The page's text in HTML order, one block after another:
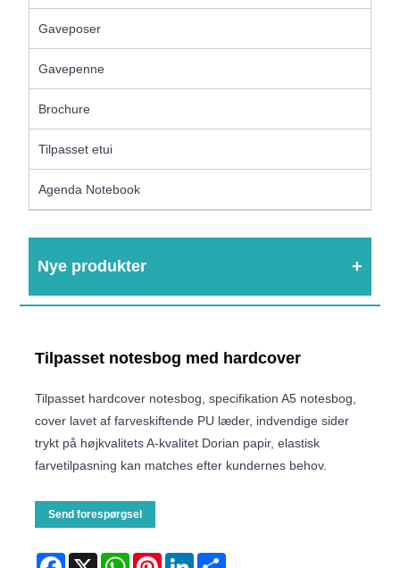
Gaveposer
Gavepenne
Brochure
Tilpasset etui
Agenda Notebook
Nye produkter
Tilpasset notesbog med hardcover
Tilpasset hardcover notesbog, specifikation A5 notesbog,
cover lavet af farveskiftende PU læder, indvendige sider
trykt på højkvalitets A-kvalitet Dorian papir, elastisk
farvetilpasning kan matches efter kundernes behov.
Send forespørgsel
Facebook
X WhatsAppPinterestLinkedIn